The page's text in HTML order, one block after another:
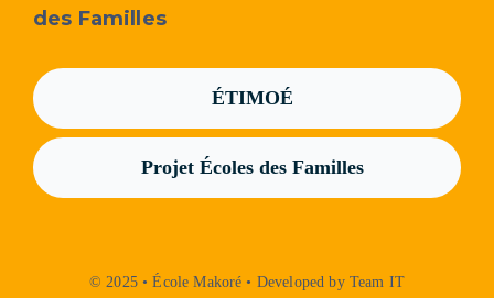
des Familles
ÉTIMOÉ
Projet Écoles des Familles
© 2025 • École Makoré • Developed by Team IT